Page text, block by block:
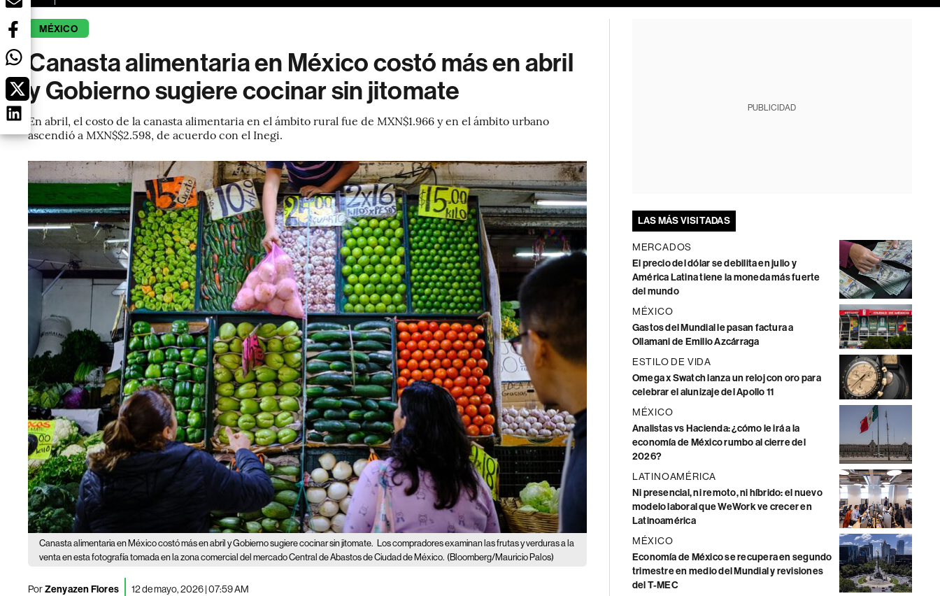
MÉXICO
Canasta alimentaria en México costó más en abril
y Gobierno sugiere cocinar sin jitomate
En abril, el costo de la canasta alimentaria en el ámbito rural fue de MXN$1.966 y en el ámbito urbano
ascendió a MXN$$2.598, de acuerdo con el Inegi.
Canasta alimentaria en México costó más en abril y Gobierno sugiere cocinar sin jitomate. Los compradores examinan las frutas y verduras a la
venta en esta fotografía tomada en la zona comercial del mercado Central de Abastos de Ciudad de México. (Bloomberg/Mauricio Palos)
PorZenyazen Flores 12 de mayo, 2026 | 07:59 AM
PUBLICIDAD
LAS MÁS VISITADAS
MERCADOS
El precio del dólar se debilita en julio y
América Latina tiene la moneda más fuerte
del mundo
MÉXICO
Gastos del Mundial le pasan factura a
Ollamani de Emilio Azcárraga
ESTILO DE VIDA
Omega x Swatch lanza un reloj con oro para
celebrar el alunizaje del Apollo 11
MÉXICO
Analistas vs Hacienda: ¿cómo le irá a la
economía de México rumbo al cierre del
2026?
LATINOAMÉRICA
Ni presencial, ni remoto, ni híbrido: el nuevo
modelo laboral que WeWork ve crecer en
Latinoamérica
MÉXICO
Economía de México se recupera en segundo
trimestre en medio del Mundial y revisiones
del T-MEC